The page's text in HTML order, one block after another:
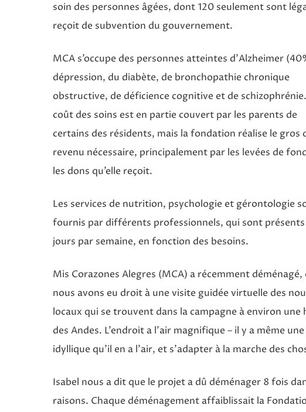
soin des personnes âgées, dont 120 seulement sont
reçoit de subvention du gouvernement.
MCA s’occupe des personnes atteintes d’Alzheimer
dépression, du diabète, de bronchopathie chronique
obstructive, de déficience cognitive et de
coût des soins est en partie couvert par les parents de
certains des résidents, mais la fondation réalise le gros
revenu nécessaire, principalement par les levées de
les dons qu’elle reçoit.
Les services de nutrition, psychologie et gérontologie
fournis par différents professionnels, qui sont présents
jours par semaine, en fonction des besoins.
Mis Corazones Alegres (MCA) a récemment déménagé,
nous avons eu droit à une visite guidée virtuelle des
locaux qui se trouvent dans la campagne à environ
des Andes. L’endroit a l’air magnifique – il y a même
idyllique qu’il en a l’air, et s’adapter à la marche des
Isabel nous a dit que le projet a dû déménager 8 fois
raisons. Chaque déménagement affaiblissait la